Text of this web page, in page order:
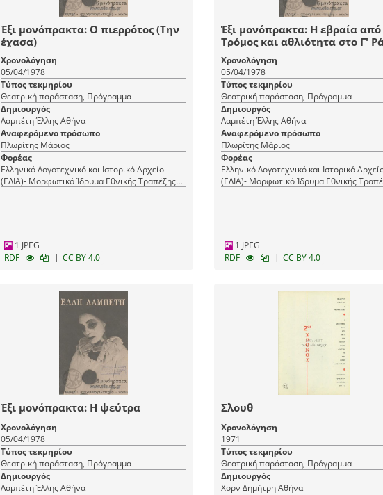
Έξι μονόπρακτα: Ο πιερρότος (Την
έχασα)
Χρονολόγηση
05/04/1978
Τύπος τεκμηρίου
Θεατρική παράσταση, Πρόγραμμα
Δημιουργός
Λαμπέτη Έλλης Αθήνα
Αναφερόμενο πρόσωπο
Πλωρίτης Μάριος
Φορέας
Ελληνικό Λογοτεχνικό και Ιστορικό Αρχείο
(ΕΛΙΑ)- Μορφωτικό Ίδρυμα Εθνικής Τραπέζης
1 JPEG
RDF
| CC BY 4.0
Έξι μονόπρακτα: Η εβραία από
Τρόμος και αθλιότητα στο Γ'
Χρονολόγηση
05/04/1978
Τύπος τεκμηρίου
Θεατρική παράσταση, Πρόγραμμα
Δημιουργός
Λαμπέτη Έλλης Αθήνα
Αναφερόμενο πρόσωπο
Πλωρίτης Μάριος
Φορέας
Ελληνικό Λογοτεχνικό και Ιστορικό
(ΕΛΙΑ)- Μορφωτικό Ίδρυμα Εθνικής
1 JPEG
RDF
| CC BY 4.0
Έξι μονόπρακτα: Η ψεύτρα
Χρονολόγηση
05/04/1978
Τύπος τεκμηρίου
Θεατρική παράσταση, Πρόγραμμα
Δημιουργός
Λαμπέτη Έλλης Αθήνα
Σλουθ
Χρονολόγηση
1971
Τύπος τεκμηρίου
Θεατρική παράσταση, Πρόγραμμα
Δημιουργός
Χορν Δημήτρη Αθήνα